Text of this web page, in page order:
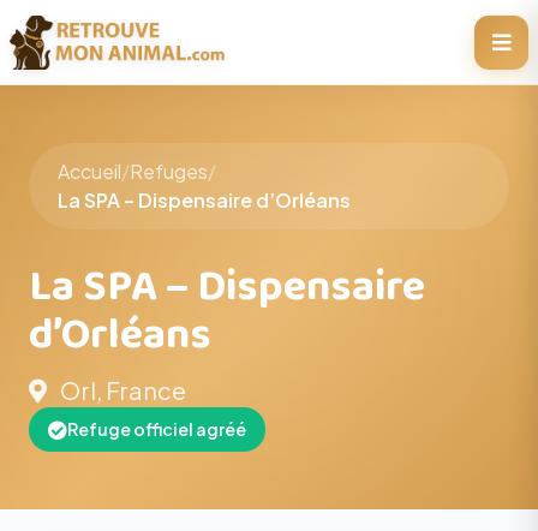
Accueil/Refuges/
La SPA – Dispensaire d’Orléans
La SPA – Dispensaire
d’Orléans
Orl, France
Refuge officiel agréé